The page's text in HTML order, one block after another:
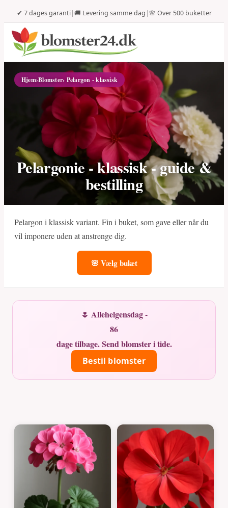
✔ 7 dages garanti|🚚 Levering samme dag |🌸 Over 500 buketter
Hjem›Blomster› Pelargon - klassisk
Pelargonie - klassisk - guide &
bestilling
Pelargon i klassisk variant. Fin i buket, som gave eller når du
vil imponere uden at anstrenge dig.
🌸 Vælg buket
🌷 Allehelgensdag -
86
dage tilbage. Send blomster i tide.
Bestil blomster